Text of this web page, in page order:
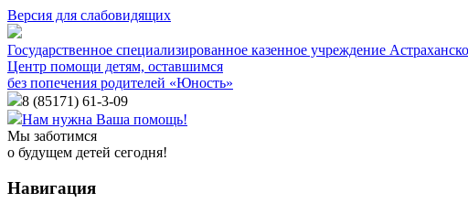
Версия для слабовидящих
Государственное специализированное казенное учреждение
Центр помощи детям, оставшимся
без попечения родителей «Юность»
8 (85171) 61-3-09
Нам нужна Ваша помощь!
Мы заботимся
о будущем детей сегодня!
Навигация